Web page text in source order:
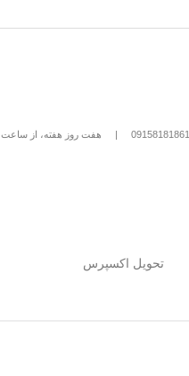
09158181861
| هفت روز هفته، از ساعت 9 صبح الی 8 شب
تحویل اکسپرس